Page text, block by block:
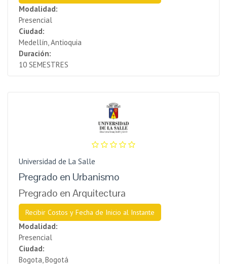
Modalidad:
Presencial
Ciudad:
Medellín, Antioquia
Duración:
10 SEMESTRES
Universidad de La Salle
Pregrado en Urbanismo
Pregrado en Arquitectura
Recibir Costos y Fecha de Inicio al Instante
Modalidad:
Presencial
Ciudad:
Bogota, Bogotá